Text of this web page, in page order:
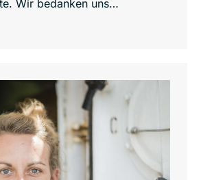
Wir bedanken uns…